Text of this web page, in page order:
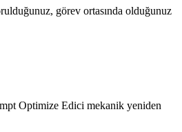
görev ortasında olduğunuz
Optimize Edici mekanik yeniden